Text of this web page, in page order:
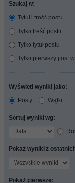
Szukaj w:
Tytuł i treść postu
Tylko treść postu
Tylko tytuł postu
Tylko pierwszy post
Wyświetl wyniki jako:
Posty
Wątki
Sortuj wyniki wg:
Pokaż wyniki z
Pokaż pierwsze: